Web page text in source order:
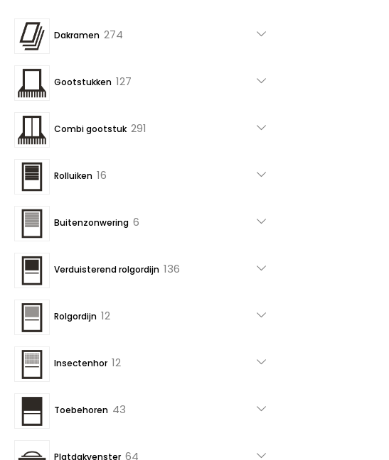
Dakramen 274
Gootstukken 127
Combi gootstuk 291
Rolluiken 16
Buitenzonwering 6
Verduisterend rolgordijn 136
Rolgordijn 12
Insectenhor 12
Toebehoren 43
Platdakvenster 64